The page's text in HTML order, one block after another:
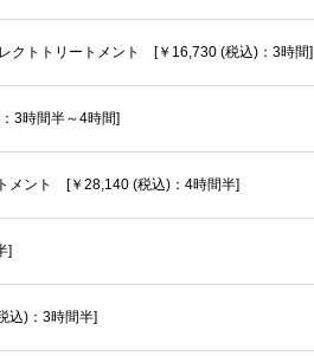
クトトリートメント [￥16,730 (税込)：3時間]
3時間半～4時間]
メント [￥28,140 (税込)：4時間半]
]
込)：3時間半]